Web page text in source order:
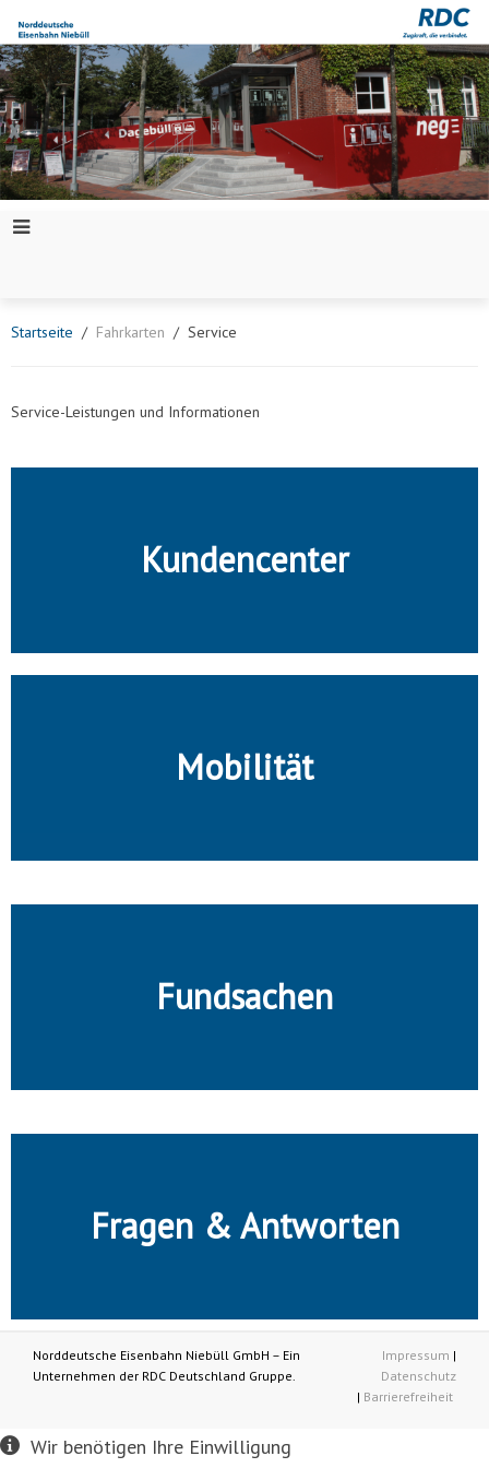
Startseite Fahrkarten Service
Service-Leistungen und Informationen
Kundencenter
Mobilität
Fundsachen
Fragen & Antworten
Norddeutsche Eisenbahn Niebüll GmbH – Ein
Unternehmen der RDC Deutschland Gruppe.
Impressum |
Datenschutz
| Barrierefreiheit
Wir benötigen Ihre Einwilligung